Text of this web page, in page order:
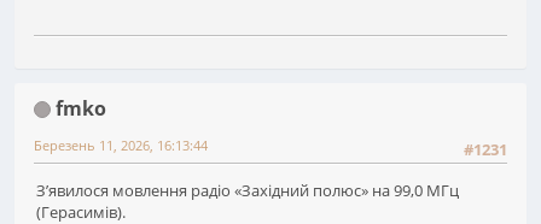
fmko
#1231
Березень 11, 2026, 16:13:44
Зʼявилося мовлення радіо «Західний полюс» на 99,0 МГц
(Герасимів).